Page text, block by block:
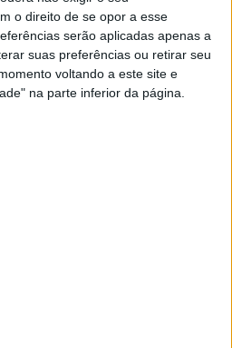
o direito de se opor a esse
serão aplicadas apenas a
suas preferências ou retirar seu
voltando a este site e
na parte inferior da página.